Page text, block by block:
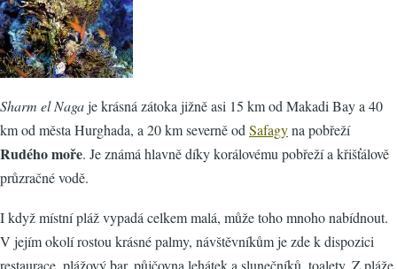
Sharm el Nagaje krásná zátoka jižně asi 15 km od Makadi Bay a 40
km od města Hurghada, a 20 km severně odSafagyna pobřeží
Rudého moře. Je známá hlavně díky korálovému pobřeží a křišťálově
průzračné vodě.
I když místní pláž vypadá celkem malá, může toho mnoho nabídnout.
V jejím okolí rostou krásné palmy, návštěvníkům je zde k dispozici